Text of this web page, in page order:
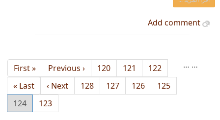
Add comment
First
page
« First
Previous
page
‹ Previous … الصفحة
120 الصفحة
121 الصفحة
122
الصفحة
123
page
124
الصفحة
125 الصفحة
126 الصفحة
127 الصفحة
128
…
Next
page
Next ›
Last
page
Last »